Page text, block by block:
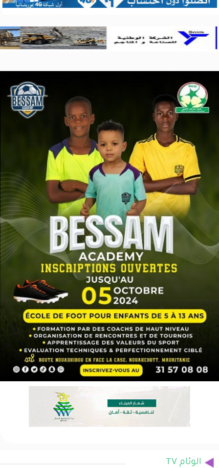
الوئام TV